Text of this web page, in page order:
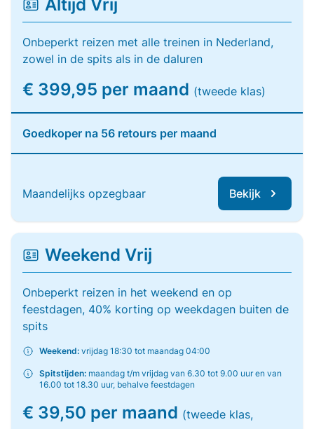
Altijd Vrij
Onbeperkt reizen met alle treinen in Nederland,
zowel in de spits als in de daluren
€ 399,95 per maand (tweede klas)
Goedkoper na 56 retours per maand
Maandelijks opzegbaar Bekijk
Weekend Vrij
Onbeperkt reizen in het weekend en op
feestdagen, 40% korting op weekdagen buiten de
spits
Weekend: vrijdag 18:30 tot maandag 04:00
Spitstijden: maandag t/m vrijdag van 6.30 tot 9.00 uur en van
16.00 tot 18.30 uur, behalve feestdagen
€ 39,50 per maand (tweede klas,